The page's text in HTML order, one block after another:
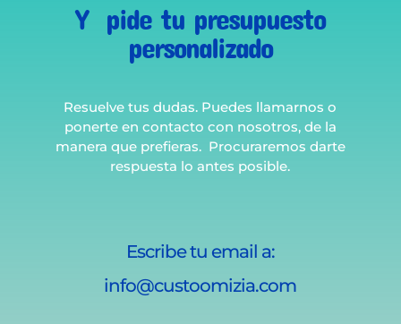
Y pide tu presupuesto
personalizado
Resuelve tus dudas. Puedes llamarnos o
ponerte en contacto con nosotros, de la
manera que prefieras. Procuraremos darte
respuesta lo antes posible.
Escribe tu email a:
info@custoomizia.com